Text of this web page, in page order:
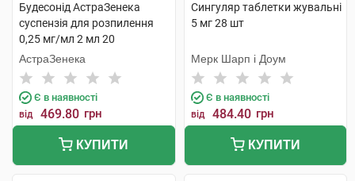
Будесонід АстраЗенека
суспензія для розпилення
0,25 мг/мл 2 мл 20
контейнерів
АстраЗенека
Є в наявності
від 469.80 грн
КУПИТИ
Сингуляр таблетки жувальні
5 мг 28 шт
Мерк Шарп і Доум
Є в наявності
від 484.40 грн
КУПИТИ